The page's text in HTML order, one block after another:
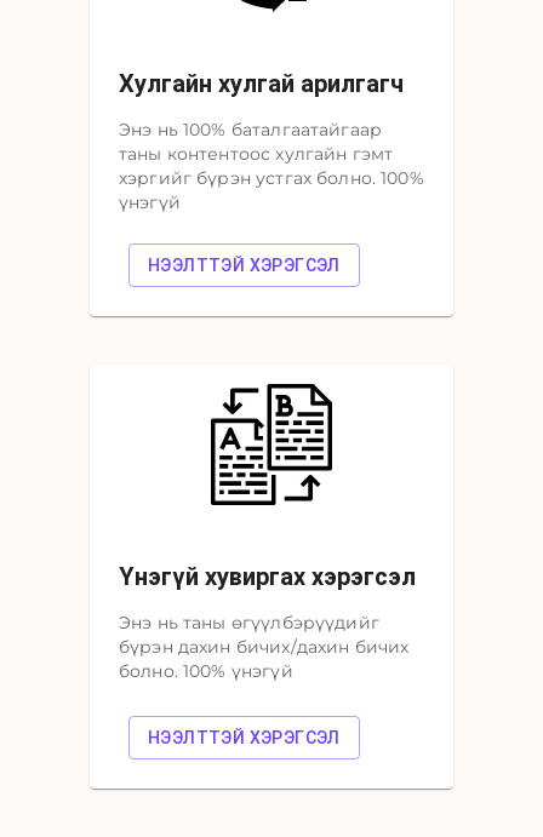
Хулгайн хулгай арилгагч
Энэ нь 100% баталгаатайгаар
таны контентоос хулгайн гэмт
хэргийг бүрэн устгах болно. 100%
үнэгүй
НЭЭЛТТЭЙ ХЭРЭГСЭЛ
Үнэгүй хувиргах хэрэгсэл
Энэ нь таны өгүүлбэрүүдийг
бүрэн дахин бичих/дахин бичих
болно. 100% үнэгүй
НЭЭЛТТЭЙ ХЭРЭГСЭЛ